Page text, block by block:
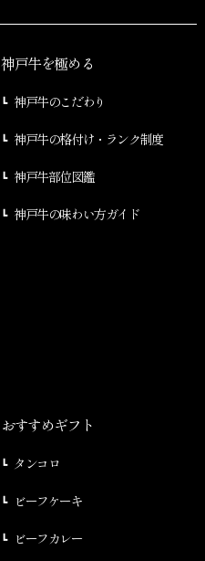
神戸牛を極める
神戸牛のこだわり
神戸牛の格付け・ランク制度
神戸牛部位図鑑
神戸牛の味わい方ガイド
おすすめギフト
タンコロ
ビーフケーキ
ビーフカレー